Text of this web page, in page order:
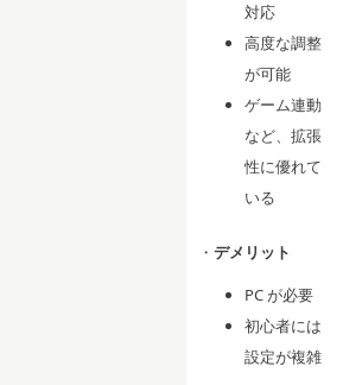
対応
高度な調整
が可能
ゲーム連動
など、拡張
性に優れて
いる
・デメリット
PC が必要
初心者には
設定が複雑